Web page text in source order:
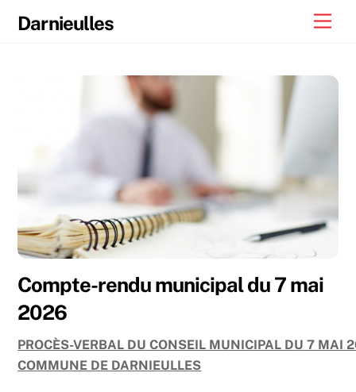
Darnieulles
Compte-rendu municipal du 7 mai
2026
PROCÈS-VERBAL DU CONSEIL MUNICIPAL DU 7 MAI
COMMUNE DE DARNIEULLES